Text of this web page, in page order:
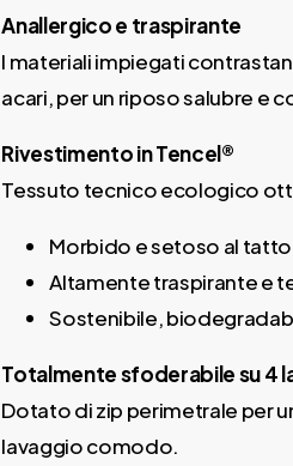
Anallergico e traspirante
I materiali impiegati
acari, per un riposo salubre e
Rivestimento in Tencel®
Tessuto tecnico ecologico
Morbido e setoso al tatto
Altamente traspirante e
Sostenibile,
Totalmente sfoderabile su 4
Dotato di zip perimetrale per
lavaggio comodo.